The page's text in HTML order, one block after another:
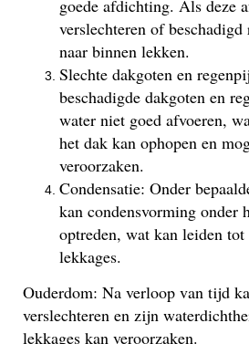
goede afdichting. Als deze
verslechteren of
naar binnen lekken.
Slechte dakgoten en
beschadigde dakgoten en
water niet goed afvoeren,
het dak kan ophopen en
veroorzaken.
Condensatie: Onder
kan condensvorming onder
optreden, wat kan leiden
lekkages.
Ouderdom: Na verloop van tijd
verslechteren en zijn
lekkages kan veroorzaken.